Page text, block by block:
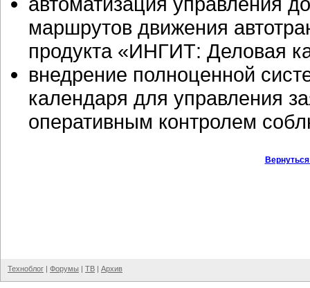
маршрутов движения
продукта «ИНГИТ: Деловая
внедрение полноценной
календаря для управления
оперативным контролем
Техноблог | Форумы | ТВ | Архив